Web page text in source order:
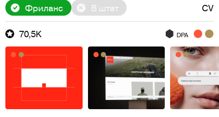
Фриланс В штат CV
70,5K DPA